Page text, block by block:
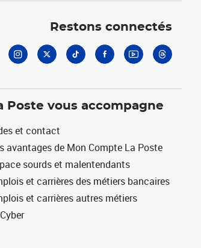
Restons connectés
Poste vous accompagne
et contact
avantages de Mon Compte La Poste
sourds et malentendants
et carrières des métiers bancaires
et carrières autres métiers